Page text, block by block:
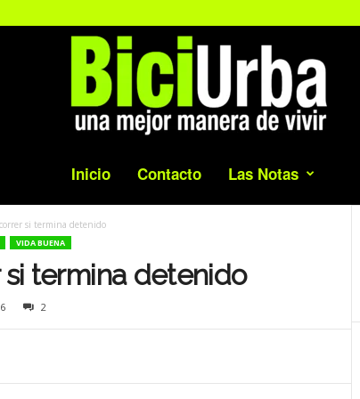
Inicio Contacto Las Notas
si termina detenido
VIDA BUENA
termina detenido
2